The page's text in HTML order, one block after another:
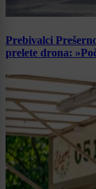
Prebivalci
prelete drona: